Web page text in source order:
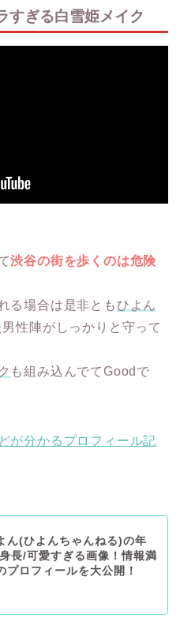
すぎる白雪姫メイク
渋谷の街を歩くのは危険
る場合は是非とも ひよん
性陣がしっかりと守って
も組み込んでてGoodで
が分かるプロフィール記
ん(ひよんちゃんねる)の年
長/可愛すぎる画像！情報満
プロフィールを大公開！